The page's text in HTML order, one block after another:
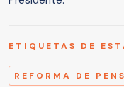
ETIQUETAS DE
REFORMA DE